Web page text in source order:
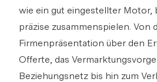
wie ein gut eingestellter Motor,
präzise zusammenspielen. Von
Firmenpräsentation über den
Offerte, das
Beziehungsnetz bis hin zum